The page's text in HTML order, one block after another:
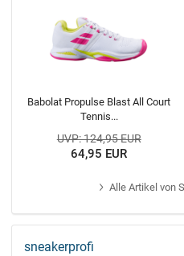
Babolat Propulse Blast All Court
Tennis...
UVP: 124,95 EUR
64,95 EUR
AlleArtikel von
sneakerprofi